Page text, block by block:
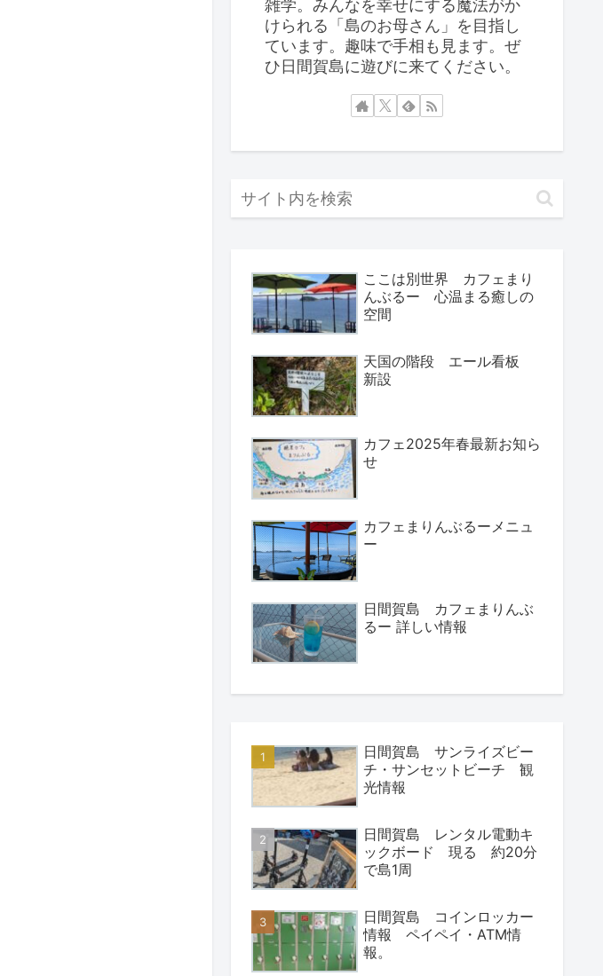
雑学。みんなを幸せにする魔法がか
けられる「島のお母さん」を目指し
ています。趣味で手相も見ます。ぜ
ひ日間賀島に遊びに来てください。
ここは別世界 カフェまり
んぶるー 心温まる癒しの
空間
天国の階段 エール看板
新設
カフェ2025年春最新お知ら
せ
カフェまりんぶるーメニュ
ー
日間賀島 カフェまりんぶ
るー 詳しい情報
日間賀島 サンライズビー
チ・サンセットビーチ 観
光情報
日間賀島 レンタル電動キ
ックボード 現る 約20分
で島1周
日間賀島 コインロッカー
情報 ペイペイ・ATM情
報。